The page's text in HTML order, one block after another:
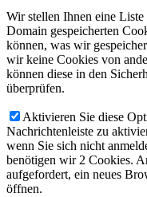
Wir stellen Ihnen eine
Domain gespeicherten
können, was wir
wir keine Cookies von
können diese in den
überprüfen.
Aktivieren Sie diese
Nachrichtenleiste zu
wenn Sie sich nicht
benötigen wir 2 Cookies.
aufgefordert, ein neues
öffnen.